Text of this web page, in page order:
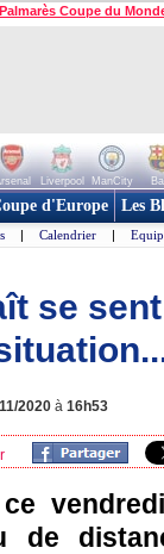
Palmarès Coupe du
Liverpool ManCity
d'Europe Les
| Calendrier |
se
2020 à 16h53
de